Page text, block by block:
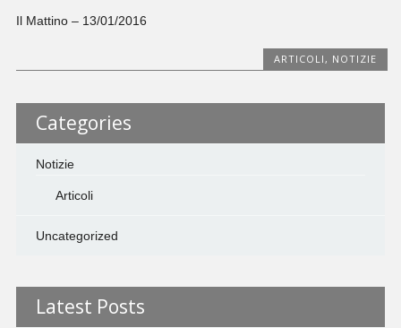
Il Mattino – 13/01/2016
ARTICOLI, NOTIZIE
Categories
Notizie
Articoli
Uncategorized
Latest Posts